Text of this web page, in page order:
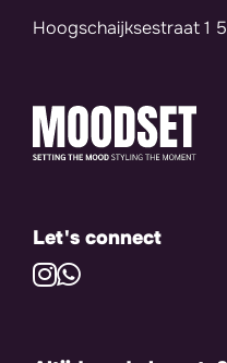
Hoogschaijksestraat 1
Let's connect